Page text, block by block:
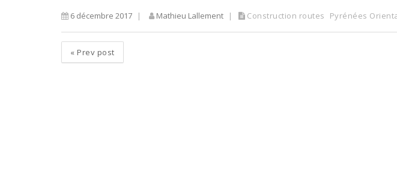
6 décembre 2017 Mathieu Lallement Construction routes Pyrénées
« Prev post